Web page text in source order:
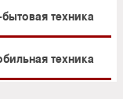
техника
техника